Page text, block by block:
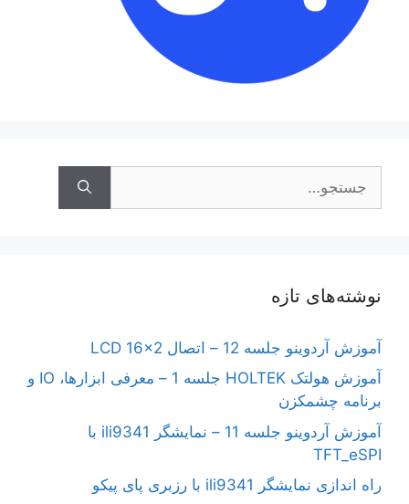
نوشته‌های تازه
آموزش آردوینو جلسه 12 – اتصال LCD 16×2
آموزش هولتک HOLTEK جلسه 1 – معرفی ابزارها، IO و
برنامه چشمکزن
آموزش آردوینو جلسه 11 – نمایشگر ili9341 با
TFT_eSPI
راه اندازی نمایشگر ili9341 با رزبری پای پیکو